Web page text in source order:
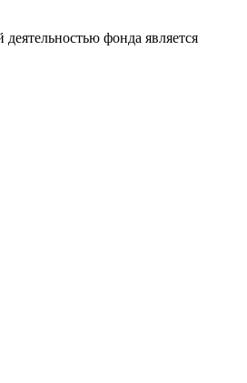
фонда является